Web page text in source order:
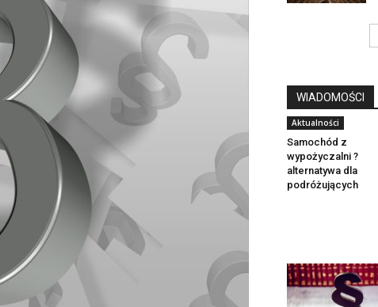
WIADOMOŚCI
Aktualności
Samochód z
wypożyczalni ?
alternatywa dla
podróżujących